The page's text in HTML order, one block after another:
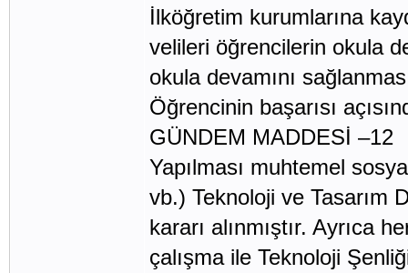
İlköğretim kurumlarına
velileri öğrencilerin okula
okula devamını
Öğrencinin başarısı
GÜNDEM MADDESİ –12
Yapılması muhtemel
vb.) Teknoloji ve Tasarım
kararı alınmıştır. Ayrıca
çalışma ile Teknoloji